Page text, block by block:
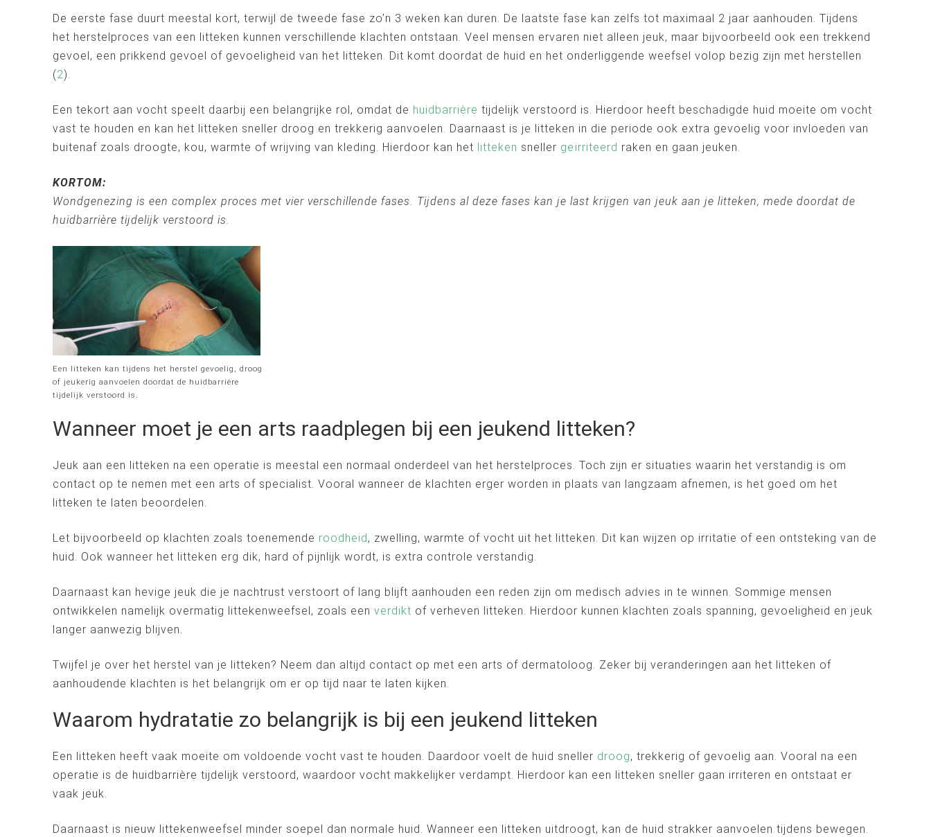
De eerste fase duurt meestal kort, terwijl de tweede fase zo’n 3 weken kan duren. De laatste fase kan zelfs tot maximaal 2 jaar aanhouden. Tijdens
het herstelproces van een litteken kunnen verschillende klachten ontstaan. Veel mensen ervaren niet alleen jeuk, maar bijvoorbeeld ook een trekkend
gevoel, een prikkend gevoel of gevoeligheid van het litteken. Dit komt doordat de huid en het onderliggende weefsel volop bezig zijn met herstellen
(2).
Een tekort aan vocht speelt daarbij een belangrijke rol, omdat de huidbarrière tijdelijk verstoord is. Hierdoor heeft beschadigde huid moeite om vocht
vast te houden en kan het litteken sneller droog en trekkerig aanvoelen. Daarnaast is je litteken in die periode ook extra gevoelig voor invloeden van
buitenaf zoals droogte, kou, warmte of wrijving van kleding. Hierdoor kan het litteken sneller geïrriteerd raken en gaan jeuken.
KORTOM:
Wondgenezing is een complex proces met vier verschillende fases. Tijdens al deze fases kan je last krijgen van jeuk aan je litteken, mede doordat de
huidbarrière tijdelijk verstoord is.
Een litteken kan tijdens het herstel gevoelig, droog
of jeukerig aanvoelen doordat de huidbarrière
tijdelijk verstoord is.
Wanneer moet je een arts raadplegen bij een jeukend litteken?
Jeuk aan een litteken na een operatie is meestal een normaal onderdeel van het herstelproces. Toch zijn er situaties waarin het verstandig is om
contact op te nemen met een arts of specialist. Vooral wanneer de klachten erger worden in plaats van langzaam afnemen, is het goed om het
litteken te laten beoordelen.
Let bijvoorbeeld op klachten zoals toenemende roodheid , zwelling, warmte of vocht uit het litteken. Dit kan wijzen op irritatie of een ontsteking van de
huid. Ook wanneer het litteken erg dik, hard of pijnlijk wordt, is extra controle verstandig.
Daarnaast kan hevige jeuk die je nachtrust verstoort of lang blijft aanhouden een reden zijn om medisch advies in te winnen. Sommige mensen
ontwikkelen namelijk overmatig littekenweefsel, zoals een verdikt of verheven litteken. Hierdoor kunnen klachten zoals spanning, gevoeligheid en jeuk
langer aanwezig blijven.
Twijfel je over het herstel van je litteken? Neem dan altijd contact op met een arts of dermatoloog. Zeker bij veranderingen aan het litteken of
aanhoudende klachten is het belangrijk om er op tijd naar te laten kijken.
Waarom hydratatie zo belangrijk is bij een jeukend litteken
Een litteken heeft vaak moeite om voldoende vocht vast te houden. Daardoor voelt de huid sneller droog, trekkerig of gevoelig aan. Vooral na een
operatie is de huidbarrière tijdelijk verstoord, waardoor vocht makkelijker verdampt. Hierdoor kan een litteken sneller gaan irriteren en ontstaat er
vaak jeuk.
Daarnaast is nieuw littekenweefsel minder soepel dan normale huid. Wanneer een litteken uitdroogt, kan de huid strakker aanvoelen tijdens bewegen.